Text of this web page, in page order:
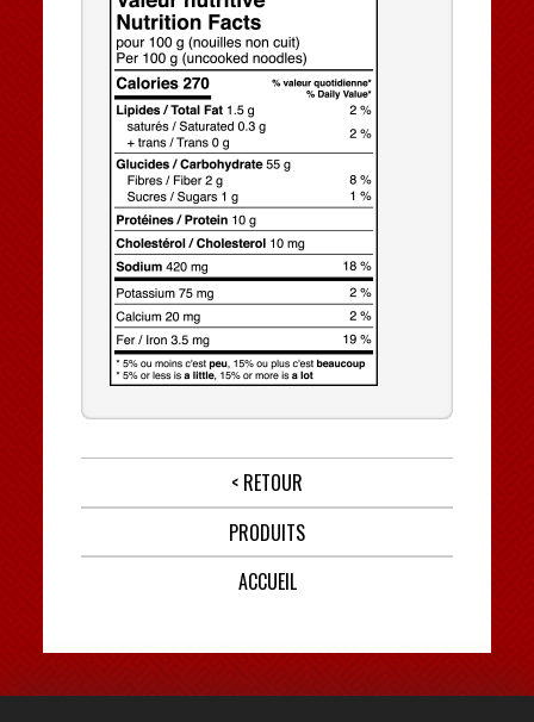
< RETOUR
PRODUITS
ACCUEIL